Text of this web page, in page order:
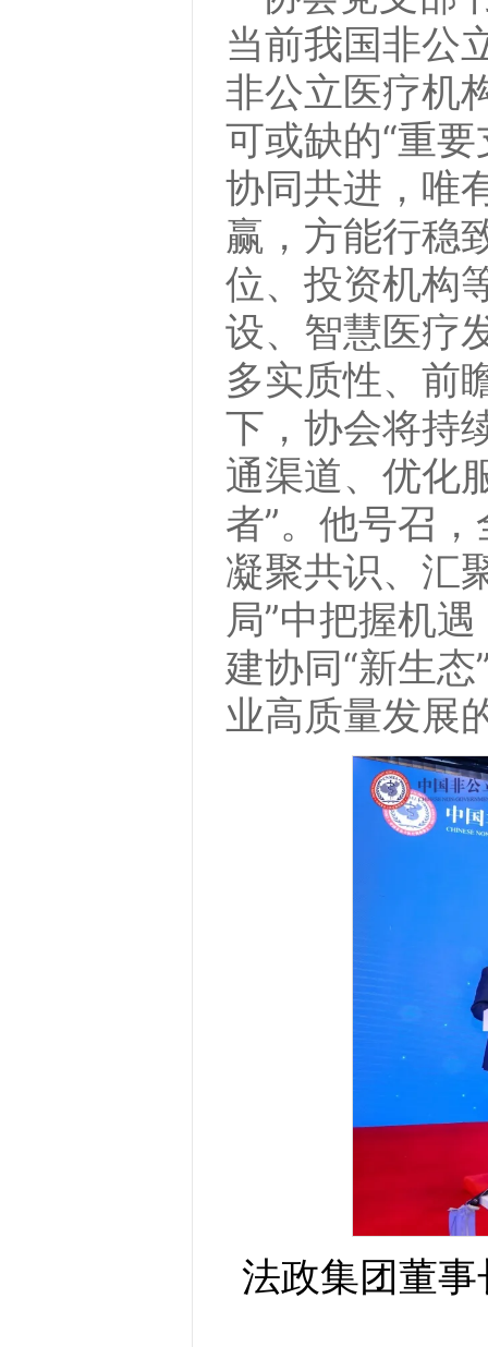
当前我国非公
非公立医疗机
可或缺的“重
协同共进，唯
赢，方能行稳
位、投资机构
设、智慧医疗
多实质性、前
下，协会将持
通渠道、优化
者”。他号召
凝聚共识、汇
局”中把握机
建协同“新生
业高质量发展
法政集团董